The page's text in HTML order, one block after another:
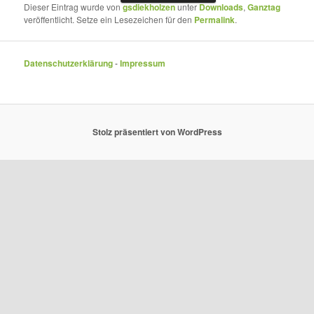
Dieser Eintrag wurde vongsdiekholzenunterDownloads,Ganztag
veröffentlicht. Setze ein Lesezeichen für den Permalink.
Datenschutzerklärung-Impressum
Stolz präsentiert von WordPress